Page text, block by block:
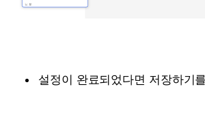
설정이 완료되었다면 저장하기